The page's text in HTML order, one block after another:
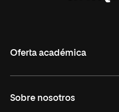
Oferta académica
Licenciaturas en línea
Sobre nosotros